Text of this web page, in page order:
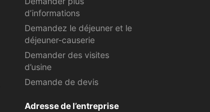
d’informations
Demandez le déjeuner et le
déjeuner-causerie
Demander des visites
d’usine
Demande de devis
Adresse de l’entreprise